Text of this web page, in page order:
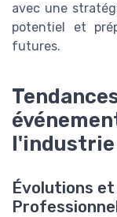
avec une
potentiel et
futures.
l'industrie
Évolutions